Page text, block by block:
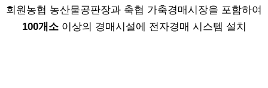
회원농협 농산물공판장과 축협 가축경매시장을 포함하여
100개소이상의 경매시설에 전자경매 시스템 설치